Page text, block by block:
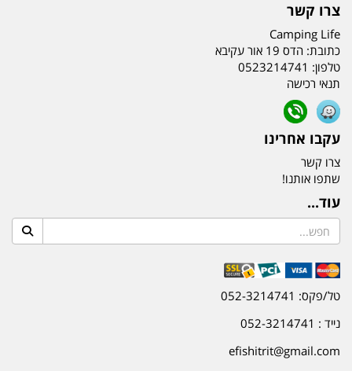
צרו קשר
Camping Life
כתובת: הדס 19 אור עקיבא
טלפון: 0523214741
תנאי רכישה
עקבו אחרינו
צרו קשר
שתפו אותנו!
עוד...
טל/פקס: 052-3214741
נייד : 052-3214741
efishitrit@gmail.com